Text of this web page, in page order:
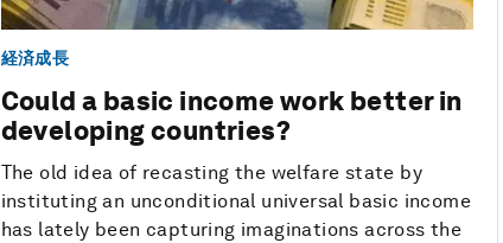
経済成長
Could a basic income work better in
developing countries?
The old idea of recasting the welfare state by
instituting an unconditional universal basic income
has lately been capturing imaginations across the